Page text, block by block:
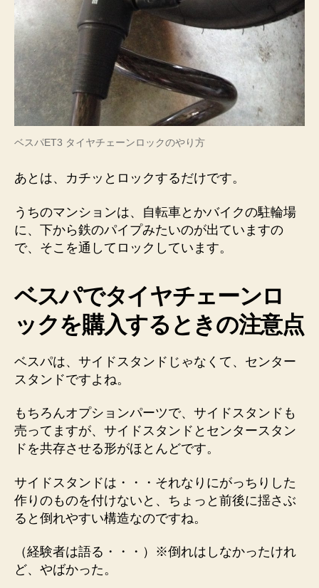
ベスパET3 タイヤチェーンロックのやり方
あとは、カチッとロックするだけです。
うちのマンションは、自転車とかバイクの駐輪場
に、下から鉄のパイプみたいのが出ていますの
で、そこを通してロックしています。
ベスパでタイヤチェーンロ
ックを購入するときの注意点
ベスパは、サイドスタンドじゃなくて、センター
スタンドですよね。
もちろんオプションパーツで、サイドスタンドも
売ってますが、サイドスタンドとセンタースタン
ドを共存させる形がほとんどです。
サイドスタンドは・・・それなりにがっちりした
作りのものを付けないと、ちょっと前後に揺さぶ
ると倒れやすい構造なのですね。
（経験者は語る・・・）※倒れはしなかったけれ
ど、やばかった。